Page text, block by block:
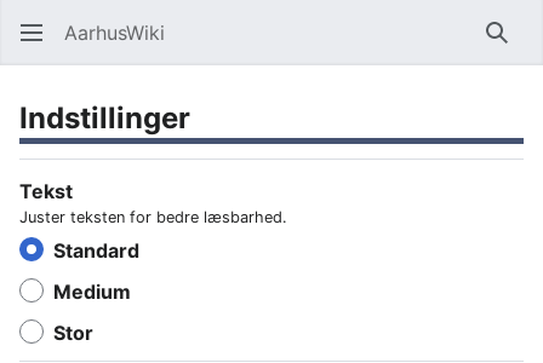
AarhusWiki Søg
Indstillinger
Tekst
Juster teksten for bedre læsbarhed.
Standard
Medium
Stor